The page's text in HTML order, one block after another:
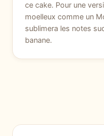
ce cake. Pour une
moelleux comme un
sublimera les notes
banane.